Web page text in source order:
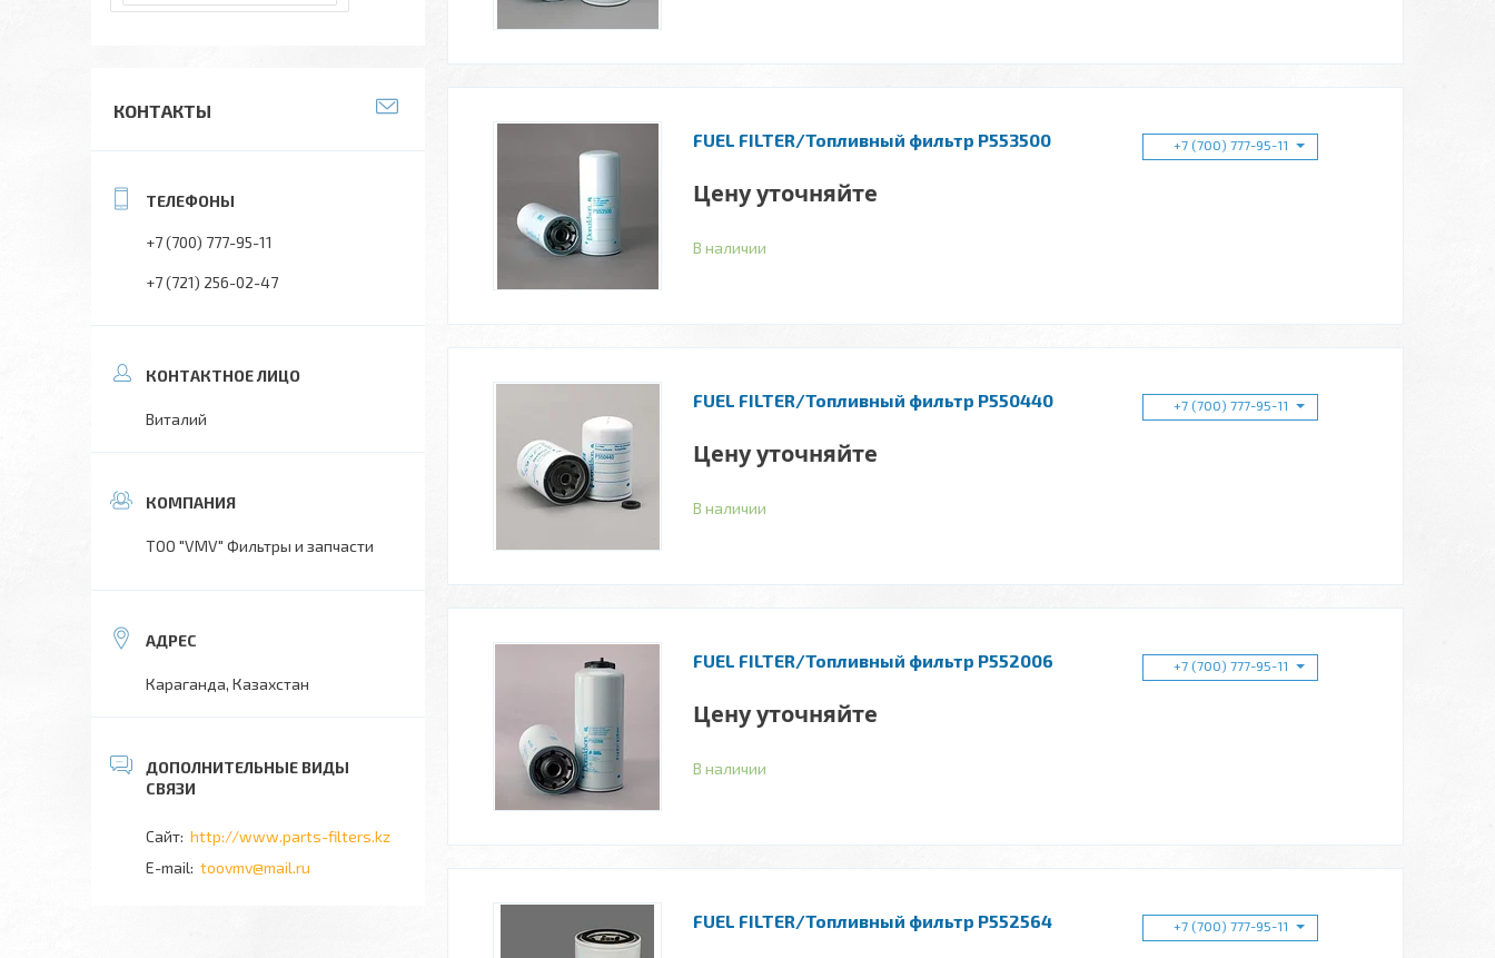
+7 (700) 777-95-11
FUEL FILTER/Топливный фильтр P553500
Цену уточняйте
В наличии
+7 (700) 777-95-11
FUEL FILTER/Топливный фильтр P550440
Цену уточняйте
В наличии
+7 (700) 777-95-11
FUEL FILTER/Топливный фильтр P552006
Цену уточняйте
В наличии
+7 (700) 777-95-11
FUEL FILTER/Топливный фильтр P552564
КОНТАКТЫ
+7 (700) 777-95-11
+7 (721) 256-02-47
Виталий
ТОО "VMV" Фильтры и запчасти
Караганда, Казахстан
http://www.parts-filters.kz
toovmv@mail.ru